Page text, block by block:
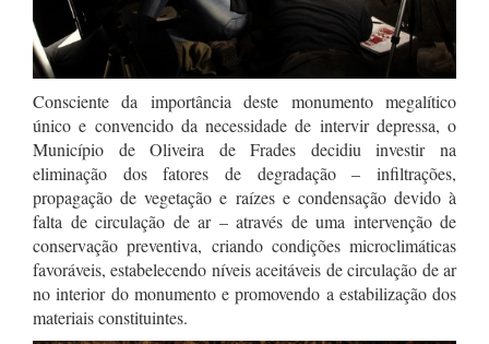
Consciente da importância deste monumento megalítico
único e convencido da necessidade de intervir depressa, o
Município de Oliveira de Frades decidiu investir na
eliminação dos fatores de degradação – infiltrações,
propagação de vegetação e raízes e condensação devido à
falta de circulação de ar – através de uma intervenção de
conservação preventiva, criando condições microclimáticas
favoráveis, estabelecendo níveis aceitáveis de circulação de ar
no interior do monumento e promovendo a estabilização dos
materiais constituintes.